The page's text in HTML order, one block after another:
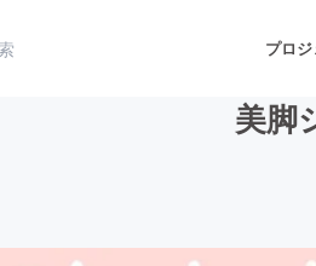
プロ
美脚